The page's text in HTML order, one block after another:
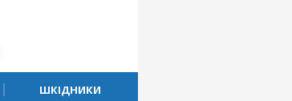
ШКІДНИКИ